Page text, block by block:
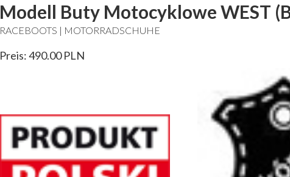
Modell Buty Motocyklowe WEST
RACEBOOTS | MOTORRADSCHUHE
Preis: 490.00 PLN